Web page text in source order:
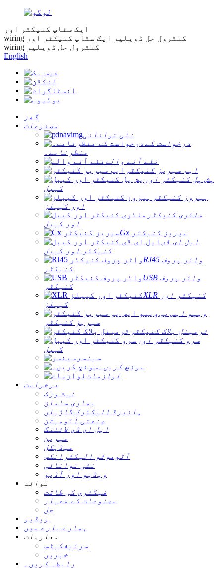
ایک سٹاپ کنیکٹر اور
wiring کنٹرول حل ڈویلپر
ایک سٹاپ کنیکٹر اور
wiring کنٹرول حل ڈویلپر
English
گھر
مصنوعات
نئی توانائی
درخواست کے
منظرنامے۔
نئے آنے والے
ایم سیریز کنیکٹر
پش پل کنیکٹر اور
کیبل
ہیروز کنیکٹر
اور کیبلز
ملٹری کنیکٹر
اور کیبل
Gx سیریز کنیکٹر
ایل ای ڈی
کنیکٹر اور کیبل
RJ45 واٹر پروف
کنیکٹر
USB واٹر پروف
کنیکٹر
XLR کنیکٹر اور
کیبلز
ویپو ایس پی
سیریز کنیکٹر
ٹرمینل بلاک کنیکٹر
سرو کنیکٹر اور
کیبل
سینسر
سوئچ کریں۔
لوازمات
درخواست
نیٹ ورک
بھاری سامان
ہائبرڈ الیکٹرک گاڑیاں
صنعتی آٹومیشن
ایل ای ڈی لائٹنگ
میرین
میڈیکل
آٹوموٹو الیکٹرانکس
نئی توانائی
ویڈیو اور آڈیو
فوائد
فیکٹری کی طاقت
مصنوعات کے معیار
حل
ویڈیو
ہمارے بارے میں
معلومات
سرٹیفکیٹس
خبریں
رابطہ کریں۔